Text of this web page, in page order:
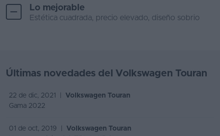
Lo mejorable
Estética cuadrada, precio elevado, diseño sobrio
Últimas novedades del Volkswagen Touran
22 de dic, 2021 | Volkswagen Touran
Gama 2022
01 de oct, 2019 | Volkswagen Touran